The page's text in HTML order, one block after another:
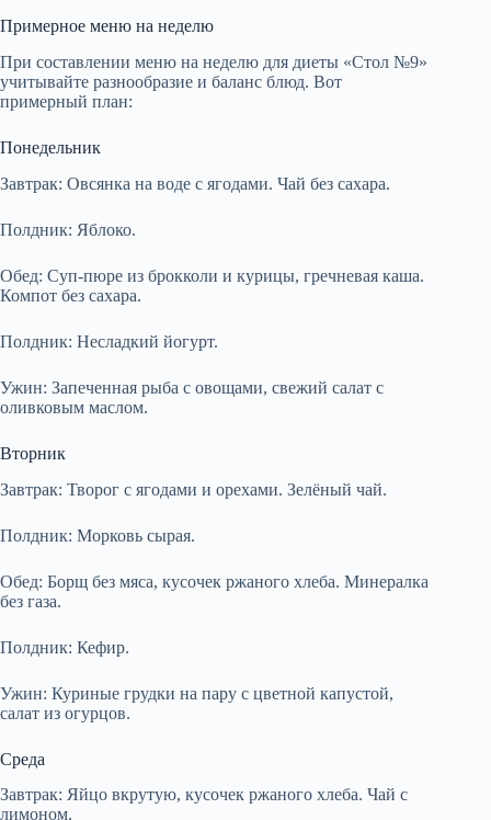
Примерное меню на неделю
При составлении меню на неделю для диеты «Стол №9»
учитывайте разнообразие и баланс блюд. Вот
примерный план:
Понедельник
Завтрак: Овсянка на воде с ягодами. Чай без сахара.
Полдник: Яблоко.
Обед: Суп-пюре из брокколи и курицы, гречневая каша.
Компот без сахара.
Полдник: Несладкий йогурт.
Ужин: Запеченная рыба с овощами, свежий салат с
оливковым маслом.
Вторник
Завтрак: Творог с ягодами и орехами. Зелёный чай.
Полдник: Морковь сырая.
Обед: Борщ без мяса, кусочек ржаного хлеба. Минералка
без газа.
Полдник: Кефир.
Ужин: Куриные грудки на пару с цветной капустой,
салат из огурцов.
Среда
Завтрак: Яйцо вкрутую, кусочек ржаного хлеба. Чай с
лимоном.